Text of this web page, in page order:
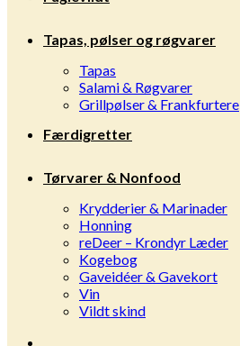
Tapas, pølser og røgvarer
Tapas
Salami & Røgvarer
Grillpølser & Frankfurtere
Færdigretter
Tørvarer & Nonfood
Krydderier & Marinader
Honning
reDeer – Krondyr Læder
Kogebog
Gaveidéer & Gavekort
Vin
Vildt skind